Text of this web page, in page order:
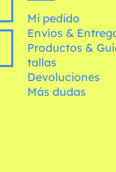
Mi pedido
Envíos &
Productos &
tallas
Devoluciones
Más dudas